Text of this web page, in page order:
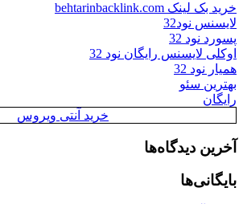
خرید بک لینک behtarinbacklink.com
لایسنس نود32
پسورد نود 32
اوکلی لایسنس رایگان نود 32
همیار نود 32
بهترین سئو
رایگان
خرید آنتی ویروس
آخرین دیدگاه‌ها
بایگانی‌ها